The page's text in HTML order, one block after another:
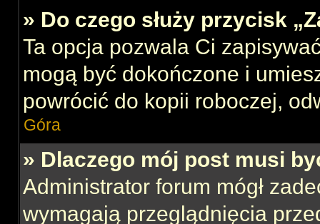
» Do czego służy przycisk
Ta opcja pozwala Ci
mogą być dokończone i
powrócić do kopii roboczej,
Góra
» Dlaczego mój post musi
Administrator forum mógł
wymagają przeglądnięcia